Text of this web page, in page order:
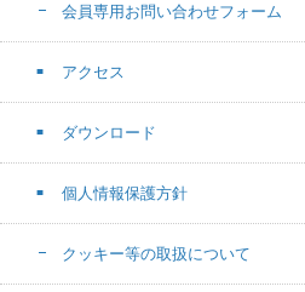
会員専用お問い合わせフォーム
アクセス
ダウンロード
個人情報保護方針
クッキー等の取扱について